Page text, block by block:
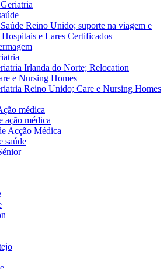
Reino Unido; suporte na viagem e
e Lares Certificados
Irlanda do Norte; Relocation
e Nursing Homes
Reino Unido; Care e Nursing Homes
médica
ação médica
Acção Médica
saúde